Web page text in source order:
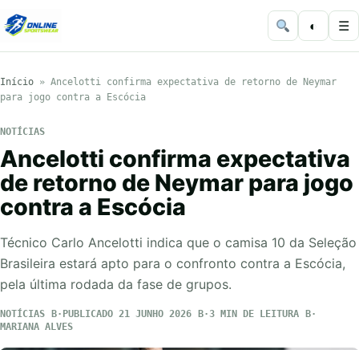
◐ ☰
Início » Ancelotti confirma expectativa de retorno de Neymar
para jogo contra a Escócia
NOTÍCIAS
Ancelotti confirma expectativa
de retorno de Neymar para jogo
contra a Escócia
Técnico Carlo Ancelotti indica que o camisa 10 da Seleção
Brasileira estará apto para o confronto contra a Escócia,
pela última rodada da fase de grupos.
NOTÍCIAS PUBLICADO 21 JUNHO 2026
3 MIN DE LEITURA
MARIANA ALVES